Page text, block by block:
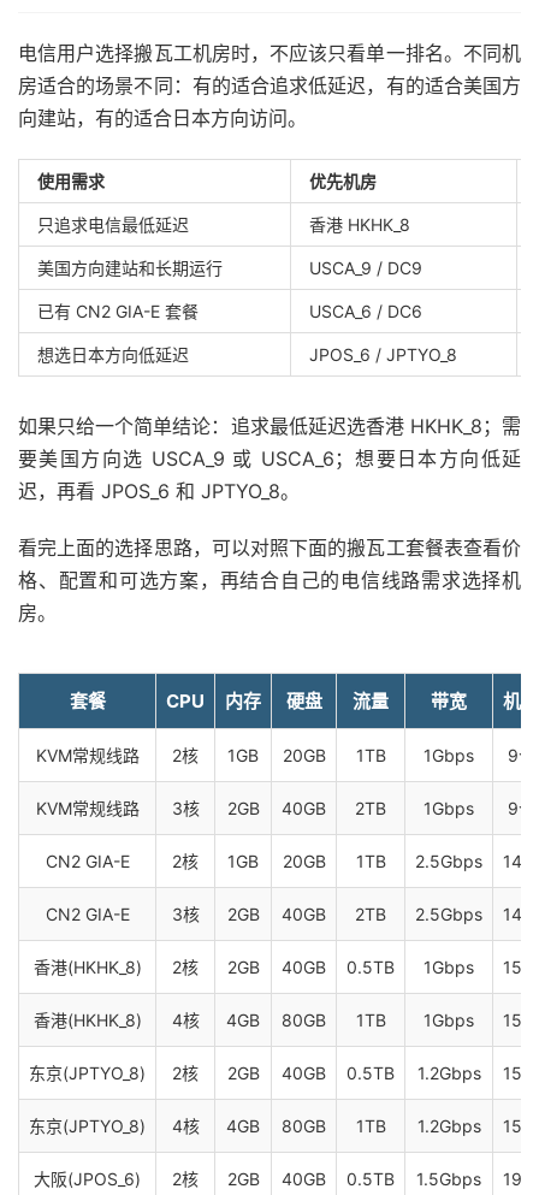
电信用户选择搬瓦工机房时，不应该只看单一排名。不同机
房适合的场景不同：有的适合追求低延迟，有的适合美国方
向建站，有的适合日本方向访问。
使用需求 优先机房
只追求电信最低延迟 香港 HKHK_8
美国方向建站和长期运行 USCA_9 / DC9
已有 CN2 GIA-E 套餐 USCA_6 / DC6
想选日本方向低延迟 JPOS_6 / JPTYO_8
如果只给一个简单结论：追求最低延迟选香港 HKHK_8；需
要美国方向选 USCA_9 或 USCA_6；想要日本方向低延
迟，再看 JPOS_6 和 JPTYO_8。
看完上面的选择思路，可以对照下面的搬瓦工套餐表查看价
格、配置和可选方案，再结合自己的电信线路需求选择机
房。
套餐 CPU 内存 硬盘 流量 带宽 机房
KVM常规线路 2核 1GB 20GB 1TB 1Gbps 9个
KVM常规线路 3核 2GB 40GB 2TB 1Gbps 9个
CN2 GIA-E 2核 1GB 20GB 1TB 2.5Gbps 14个
CN2 GIA-E 3核 2GB 40GB 2TB 2.5Gbps 14个
香港(HKHK_8) 2核 2GB 40GB 0.5TB 1Gbps 15个
香港(HKHK_8) 4核 4GB 80GB 1TB 1Gbps 15个
东京(JPTYO_8) 2核 2GB 40GB 0.5TB 1.2Gbps 15个
东京(JPTYO_8) 4核 4GB 80GB 1TB 1.2Gbps 15个
大阪(JPOS_6) 2核 2GB 40GB 0.5TB 1.5Gbps 19个